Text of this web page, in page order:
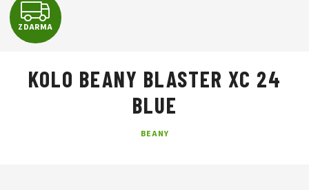
KOLO BEANY BLASTER XC 24
BLUE
BEANY
Z
D
A
ZDARMA